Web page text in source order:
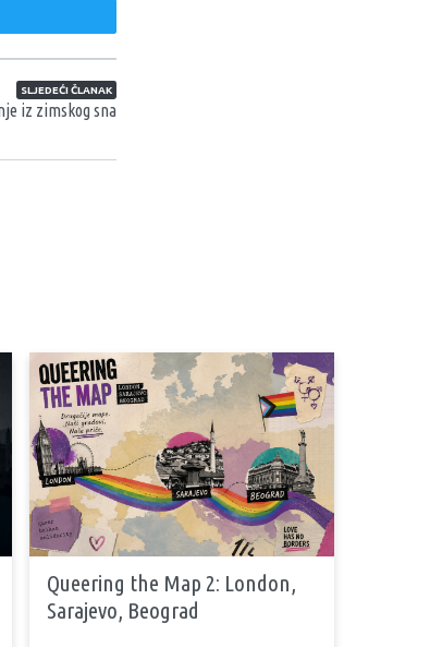
SLJEDEĆI ČLANAK
iz zimskog sna
Queering the Map 2: London,
Sarajevo, Beograd